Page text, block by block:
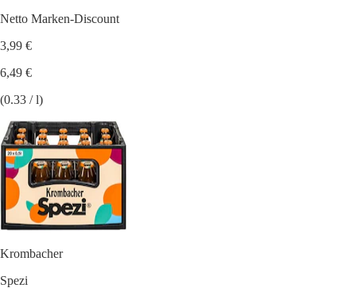
Netto Marken-Discount
3,99 €
6,49 €
(0.33 / l)
Krombacher
Spezi